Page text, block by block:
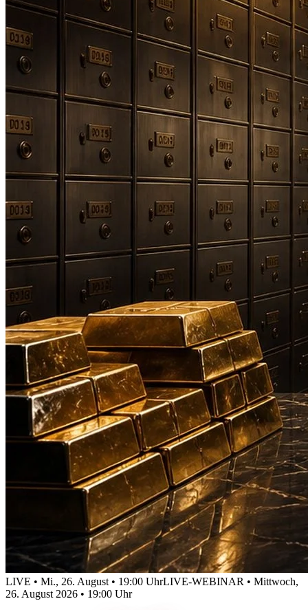
LIVE • Mi., 26. August • 19:00 UhrLIVE-WEBINAR • Mittwoch,
26. August 2026 • 19:00 Uhr